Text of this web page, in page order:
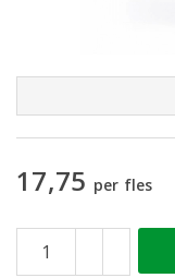
17,75 per fles